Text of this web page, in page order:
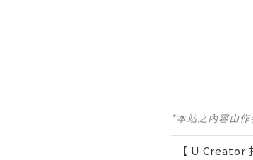
*本站之內容由
【 U Creator